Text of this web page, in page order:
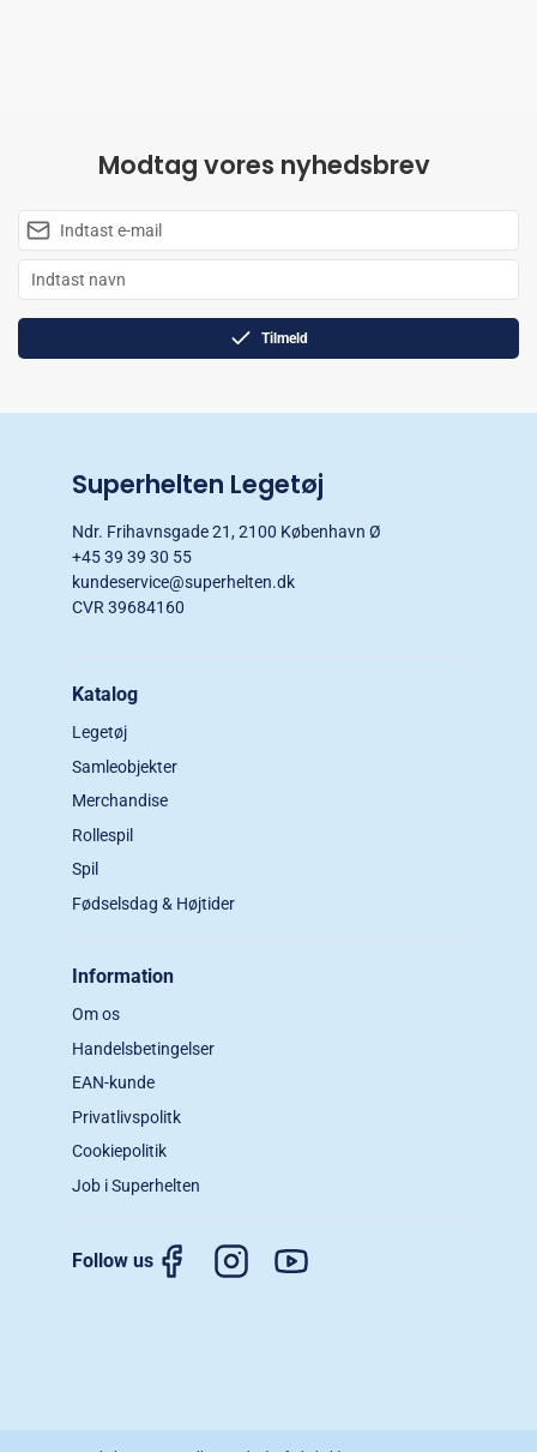
Modtag vores nyhedsbrev
Tilmeld
Superhelten Legetøj
Ndr. Frihavnsgade 21, 2100 København Ø
+45 39 39 30 55
kundeservice@superhelten.dk
CVR 39684160
Katalog
Legetøj
Samleobjekter
Merchandise
Rollespil
Spil
Fødselsdag & Højtider
Information
Om os
Handelsbetingelser
EAN-kunde
Privatlivspolitk
Cookiepolitik
Job i Superhelten
Follow us